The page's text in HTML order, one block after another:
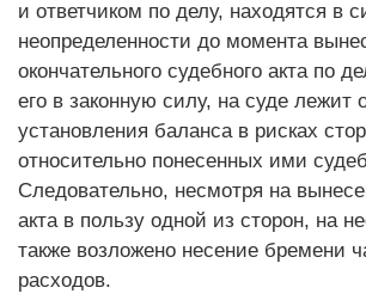
и ответчиком по делу, находятся в
неопределенности до момента
окончательного судебного акта по
его в законную силу, на суде лежит
установления баланса в рисках
относительно понесенных ими
Следовательно, несмотря на
акта в пользу одной из сторон, на
также возложено несение бремени
расходов.